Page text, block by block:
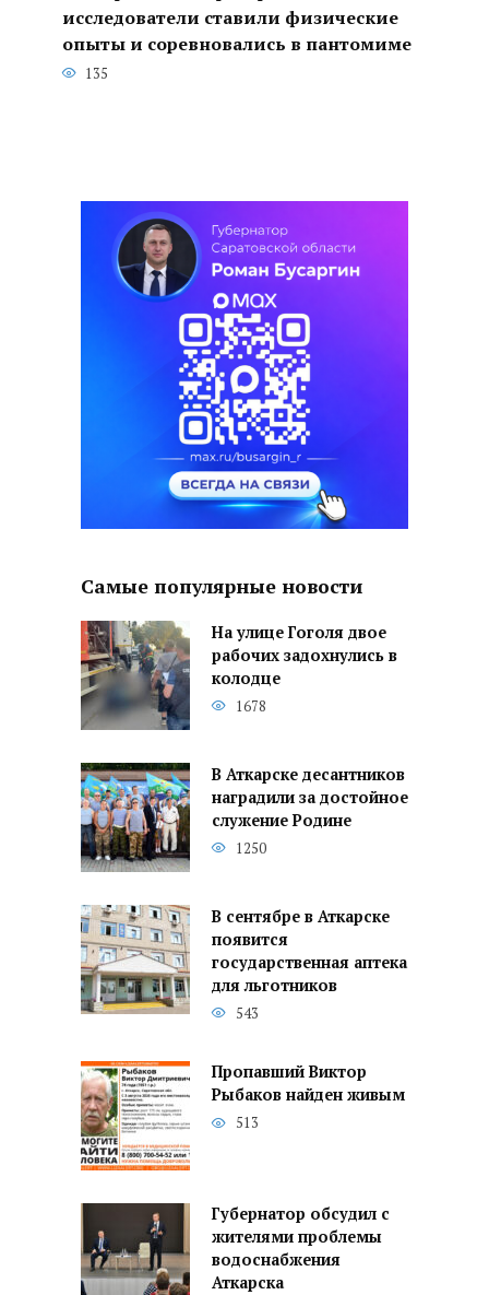
исследователи ставили физические
опыты и соревновались в пантомиме
135
Самые популярные новости
На улице Гоголя двое
рабочих задохнулись в
колодце
1678
В Аткарске десантников
наградили за достойное
служение Родине
1250
В сентябре в Аткарске
появится
государственная аптека
для льготников
543
Пропавший Виктор
Рыбаков найден живым
513
Губернатор обсудил с
жителями проблемы
водоснабжения
Аткарска